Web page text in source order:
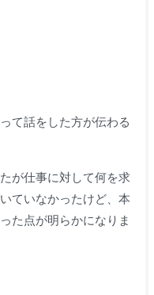
て話をした方が伝わる
が仕事に対して何を求
ていなかったけど、本
た点が明らかになりま